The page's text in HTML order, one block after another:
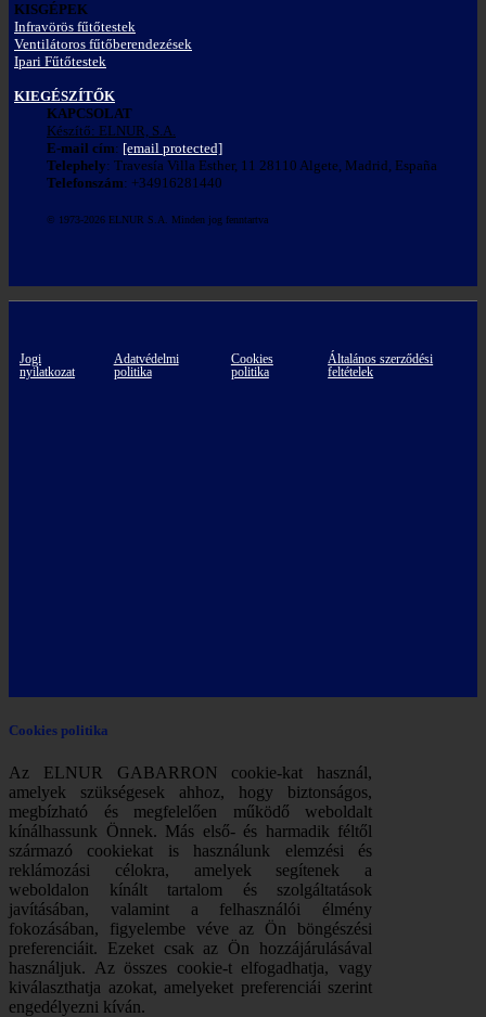
KISGÉPEK
Infravörös fűtőtestek
Ventilátoros fűtőberendezések
Ipari Fűtőtestek
KIEGÉSZÍTŐK
KAPCSOLAT
Készítő: ELNUR, S.A.
E-mail cím: [email protected]
Telephely: Travesía Villa Esther, 11 28110 Algete, Madrid, España
Telefonszám: +34916281440
© 1973-2026 ELNUR S.A. Minden jog fenntartva
Jogi
nyilatkozat
Adatvédelmi
politika
Cookies
politika
Általános szerződési
feltételek
Cookies politika
Az ELNUR GABARRON cookie-kat használ,
amelyek szükségesek ahhoz, hogy biztonságos,
megbízható és megfelelően működő weboldalt
kínálhassunk Önnek. Más első- és harmadik féltől
származó cookiekat is használunk elemzési és
reklámozási célokra, amelyek segítenek a
weboldalon kínált tartalom és szolgáltatások
javításában, valamint a felhasználói élmény
fokozásában, figyelembe véve az Ön böngészési
preferenciáit. Ezeket csak az Ön hozzájárulásával
használjuk. Az összes cookie-t elfogadhatja, vagy
kiválaszthatja azokat, amelyeket preferenciái szerint
engedélyezni kíván.